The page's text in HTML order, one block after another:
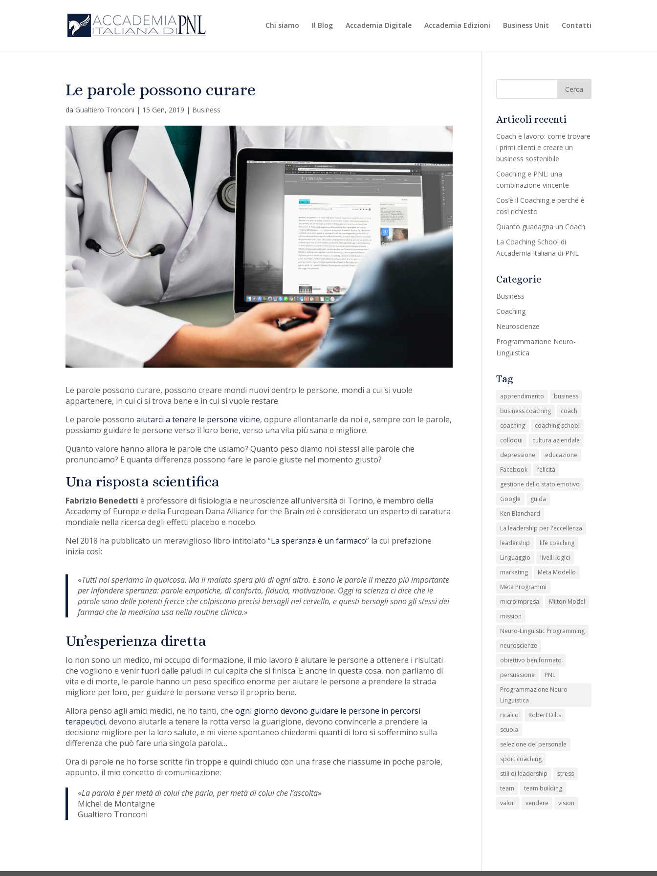
Chi siamo Il Blog Accademia Digitale Accademia Edizioni Business Unit Contatti
Le parole possono curare
da Gualtiero Tronconi | 15 Gen, 2019 | Business
Le parole possono curare, possono creare mondi nuovi dentro le persone, mondi a cui si vuole
appartenere, in cui ci si trova bene e in cui si vuole restare.
Le parole possonoaiutarci a tenere le persone vicine, oppure allontanarle da noi e, sempre con le parole,
possiamo guidare le persone verso il loro bene, verso una vita più sana e migliore.
Quanto valore hanno allora le parole che usiamo? Quanto peso diamo noi stessi alle parole che
pronunciamo? E quanta differenza possono fare le parole giuste nel momento giusto?
Una risposta scientifica
Fabrizio Benedetti è professore di fisiologia e neuroscienze all’università di Torino, è membro della
Accademy of Europe e della European Dana Alliance for the Brain ed è considerato un esperto di caratura
mondiale nella ricerca degli effetti placebo e nocebo.
Nel 2018 ha pubblicato un meraviglioso libro intitolato “La speranza è un farmaco” la cui prefazione
inizia così:
«Tutti noi speriamo in qualcosa. Ma il malato spera più di ogni altro. E sono le parole il mezzo più importante
per infondere speranza: parole empatiche, di conforto, fiducia, motivazione. Oggi la scienza ci dice che le
parole sono delle potenti frecce che colpiscono precisi bersagli nel cervello, e questi bersagli sono gli stessi dei
farmaci che la medicina usa nella routine clinica.»
Un’esperienza diretta
Io non sono un medico, mi occupo di formazione, il mio lavoro è aiutare le persone a ottenere i risultati
che vogliono e venir fuori dalle paludi in cui capita che si finisca. E anche in questa cosa, non parliamo di
vita e di morte, le parole hanno un peso specifico enorme per aiutare le persone a prendere la strada
migliore per loro, per guidare le persone verso il proprio bene.
Allora penso agli amici medici, ne ho tanti, cheogni giorno devono guidare le persone in percorsi
terapeutici, devono aiutarle a tenere la rotta verso la guarigione, devono convincerle a prendere la
decisione migliore per la loro salute, e mi viene spontaneo chiedermi quanti di loro si soffermino sulla
differenza che può fare una singola parola…
Ora di parole ne ho forse scritte fin troppe e quindi chiudo con una frase che riassume in poche parole,
appunto, il mio concetto di comunicazione:
«La parola è per metà di colui che parla, per metà di colui che l’ascolta»
Michel de Montaigne
Gualtiero Tronconi
Articoli recenti
Coach e lavoro: come trovare
i primi clienti e creare un
business sostenibile
Coaching e PNL: una
combinazione vincente
Cos’è il Coaching e perché è
così richiesto
Quanto guadagna un Coach
La Coaching School di
Accademia Italiana di PNL
Categorie
Business
Coaching
Neuroscienze
Programmazione Neuro-
Linguistica
Tag
apprendimento
business
business coaching
coach
coaching
coaching school
colloqui
cultura aziendale
depressione
educazione
Facebook
felicità
gestione dello stato emotivo
Google
guida
Ken Blanchard
La leadership per l'eccellenza
leadership
life coaching
Linguaggio
livelli logici
marketing
Meta Modello
Meta Programmi
microimpresa
Milton Model
mission
Neuro-Linguistic Programming
neuroscienze
obiettivo ben formato
persuasione
PNL
Programmazione Neuro
Linguistica
ricalco
Robert Dilts
scuola
selezione del personale
sport coaching
stili di leadership
stress
team
team building
valori
vendere vision